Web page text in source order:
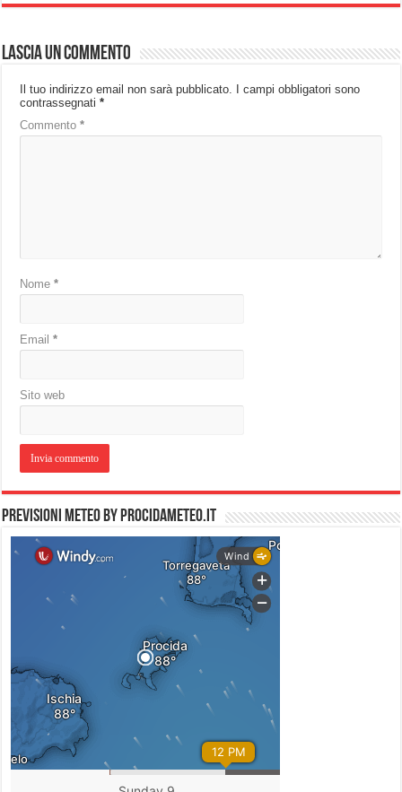
Lascia un commento
Il tuo indirizzo email non sarà pubblicato. I campi obbligatori sono
contrassegnati*
Commento*
Nome*
Email*
Sito web
PREVISIONI METEO by PROCIDAMETEO.IT